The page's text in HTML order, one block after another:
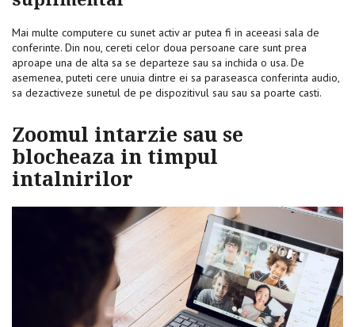
Mai multe computere cu sunet activ ar putea fi in aceeasi sala de
conferinte. Din nou, cereti celor doua persoane care sunt prea
aproape una de alta sa se departeze sau sa inchida o usa. De
asemenea, puteti cere unuia dintre ei sa paraseasca conferinta audio,
sa dezactiveze sunetul de pe dispozitivul sau sau sa poarte casti.
Zoomul intarzie sau se
blocheaza in timpul
intalnirilor